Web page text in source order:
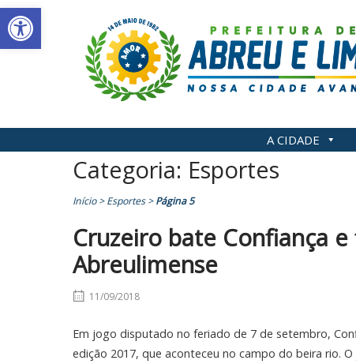
Abrir a barra de ferramentas
Skip
to
content
A CIDADE
Categoria: Esportes
Início>Esportes>Página 5
Cruzeiro bate Confiança
Abreulimense
11/09/2018
Em jogo disputado no feriado de 7 de setembro,
edição 2017, que aconteceu no campo do beira rio.